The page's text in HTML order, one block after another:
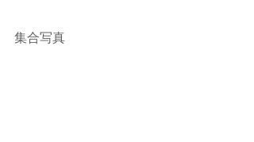
集合写真